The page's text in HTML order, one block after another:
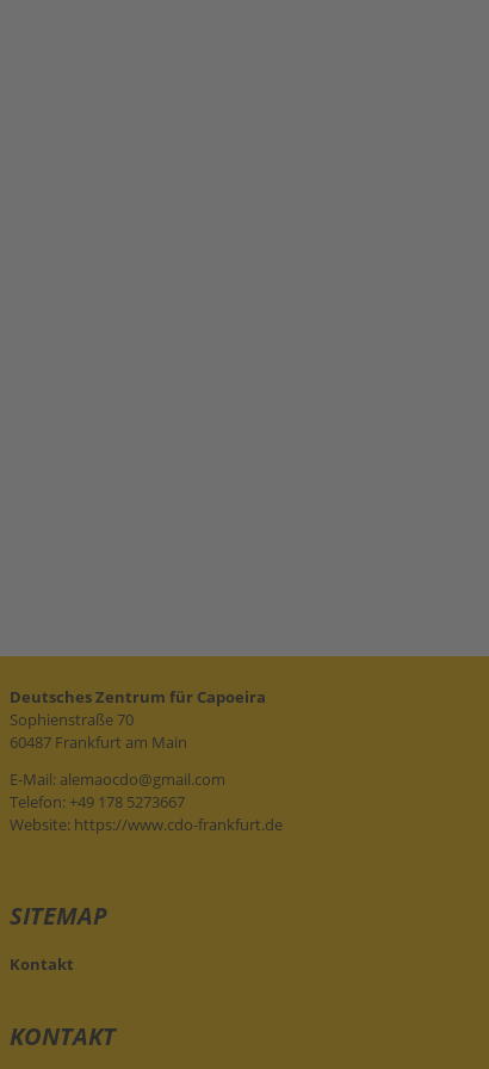
Deutsches Zentrum für Capoeira
Sophienstraße 70
60487 Frankfurt am Main
E-Mail: alemaocdo@gmail.com
Telefon: +49 178 5273667
Website: https://www.cdo-frankfurt.de
SITEMAP
Kontakt
KONTAKT